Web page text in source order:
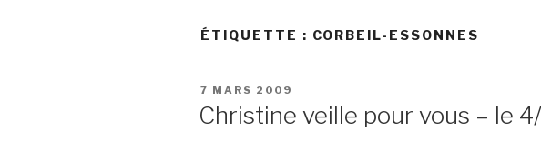
ÉTIQUETTE : CORBEIL-ESSONNES
PUBLIÉ
7 MARS 2009
Christine veille pour vous – le